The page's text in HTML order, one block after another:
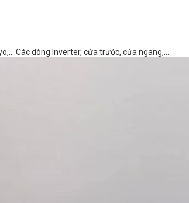
Các dòng Inverter, cửa trước, cửa ngang,...